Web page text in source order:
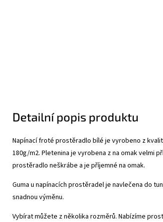
Detailní popis produktu
Napínací froté prostěradlo bílé je vyrobeno z
180g/m2. Pletenina je vyrobena z na omak velmi
prostěradlo neškrábe a je příjemné na omak.
Guma u napínacích prostěradel je navlečena do
snadnou výměnu.
Vybírat můžete z několika rozměrů. Nabízíme